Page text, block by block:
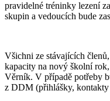
pravidelné tréninky lezení
skupin a vedoucích bude
Všichni ze stávajících
kapacity na nový školní
Věrník. V případě potřeby
z DDM (přihlášky, kontakty